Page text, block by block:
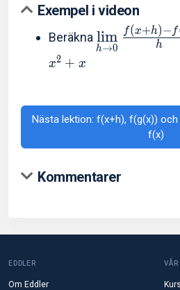
Exempel i videon
Beräkna
h→0
lim h
f(x+h)− f
x2 + x
Nästa lektion: f(x+h), f(g(x))
f(x)
Kommentarer
EDDLER
Om Eddler